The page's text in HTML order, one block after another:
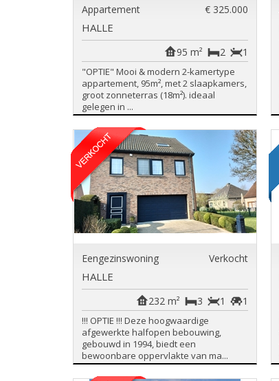
Appartement € 325.000
HALLE
1
2
95 m²
"OPTIE" Mooi & modern 2-kamertype
appartement, 95m², met 2 slaapkamers,
groot zonneterras (18m²). ideaal
gelegen in ...
Eengezinswoning Verkocht
HALLE
1
1
3
232 m²
!!! OPTIE !!! Deze hoogwaardige
afgewerkte halfopen bebouwing,
gebouwd in 1994, biedt een
bewoonbare oppervlakte van ma...